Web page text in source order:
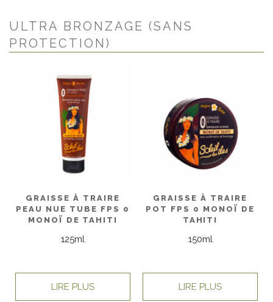
ULTRA BRONZAGE (SANS
PROTECTION)
GRAISSE À TRAIRE
PEAU NUE TUBE FPS 0
MONOÏ DE TAHITI
125ml
LIRE PLUS
GRAISSE À TRAIRE
POT FPS 0 MONOÏ DE
TAHITI
150ml
LIRE PLUS